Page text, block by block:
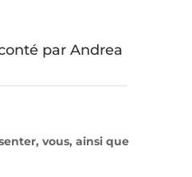
par Andrea
vous, ainsi que